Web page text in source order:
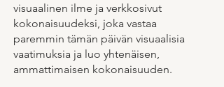
visuaalinen ilme ja verkkosivut
kokonaisuudeksi, joka vastaa
paremmin tämän päivän visuaalisia
vaatimuksia ja luo yhtenäisen,
ammattimaisen kokonaisuuden.